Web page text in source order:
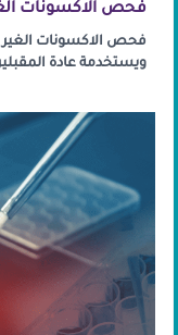
فحص الاكسونات
فحص الاكسونات الغير
ويستخدمة عادة